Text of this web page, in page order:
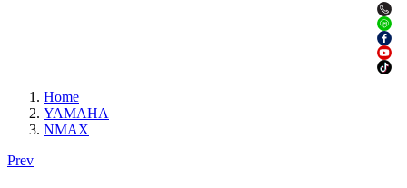
Home
YAMAHA
NMAX
Prev